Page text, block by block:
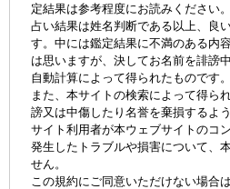
定結果は参考程度にお読みください。
占い結果は姓名判断である以上、良
す。中には鑑定結果に不満のある内
は思いますが、決してお名前を誹謗
自動計算によって得られたものです。
また、本サイトの検索によって得ら
謗又は中傷したり名誉を棄損するよ
サイト利用者が本ウェブサイトのコ
発生したトラブルや損害について、
せん。
この規約にご同意いただけない場合